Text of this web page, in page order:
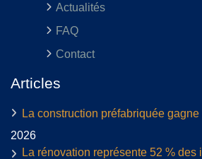
Actualités
FAQ
Contact
Articles
La construction préfabriquée gagne
2026
La rénovation représente 52 % des